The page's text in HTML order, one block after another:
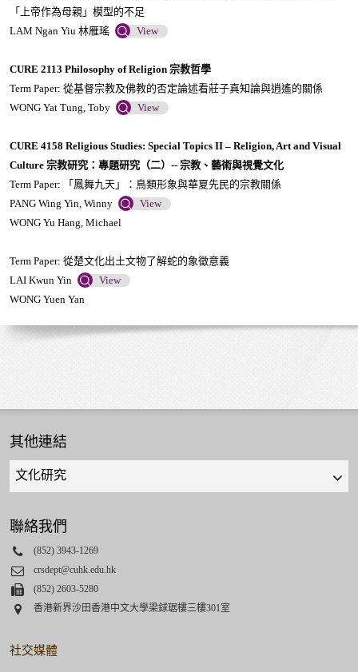
佳
作
「上帝作為母親」模型的不足
LAM Ngan Yiu 林雁瑤
View
CURE 2113 Philosophy of Religion 宗教哲學
Term Paper: 從基督宗教及佛教的否定論述看莊子真知論與逍遙的關係
WONG Yat Tung, Toby
View
CURE 4158 Religious Studies: Special Topics II – Religion, Art and Visual
Culture 宗教研究：專題研究（二）-- 宗教、藝術與視覺文化
Term Paper: 「鳳舞九天」：鳥類形象與華夏先民的宗教關係
PANG Wing Yin, Winny
View
WONG Yu Hang, Michael
Term Paper: 從楚文化出土文物了解蛇的象徵意義
LAI Kwun Yin
View
WONG Yuen Yan
其他連結
Quick
links
select
聯絡我們
Phone
(852) 3943-1269
Email
crsdept@cuhk.edu.hk
Fax(852) 2603-5280
Address
香港新界沙田香港中文大學梁銶琚樓三樓301室
社交媒體